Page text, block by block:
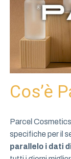
Cos’è
Parcel
specifiche per il
parallelo i dati